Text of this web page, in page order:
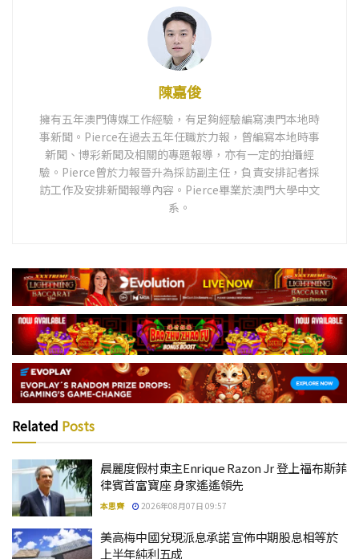
陳嘉俊
擁有五年澳門傳媒工作經驗，有足夠經驗編寫澳門本地時
事新聞。Pierce在過去五年任職於力報，曾編寫本地時事
新聞、博彩新聞及相關的專題報導，亦有一定的拍攝經
驗。Pierce曾於力報晉升為採訪副主任，負責安排記者採
訪工作及安排新聞報導內容。Pierce畢業於澳門大學中文
系。
Related Posts
晨麗度假村東主Enrique Razon Jr 登上福布斯菲
律賓首富寶座 身家遙遙領先
本思齊 2026年08月07日 09:57
美高梅中國兌現派息承諾 宣佈中期股息相等於
上半年純利五成